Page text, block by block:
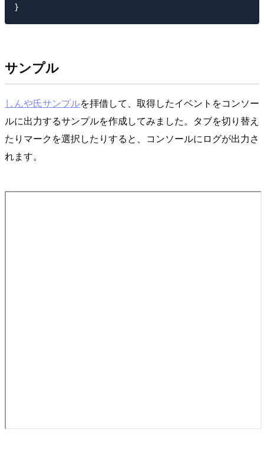
サンプル
しんや氏サンプルを拝借して、取得したイベントをコンソー
ルに出力するサンプルを作成してみました。タブを切り替え
たりマークを選択したりすると、コンソールにログが出力さ
れます。